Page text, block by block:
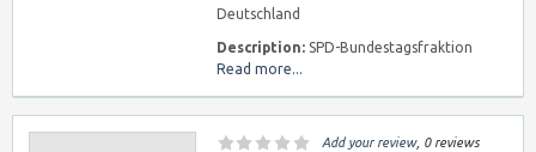
Deutschland
Description: SPD-Bundestagsfraktion
Read more...
Add your review, 0 reviews